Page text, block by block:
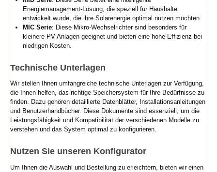
Energiemanagement-Lösung, die speziell für Haushalte
entwickelt wurde, die ihre Solarenergie optimal nutzen möchten.
MIC Serie: Diese Mikro-Wechselrichter sind besonders für
kleinere PV-Anlagen geeignet und bieten eine hohe Effizienz bei
niedrigen Kosten.
Technische Unterlagen
Wir stellen Ihnen umfangreiche technische Unterlagen zur Verfügung,
die Ihnen helfen, das richtige Speichersystem für Ihre Bedürfnisse zu
finden. Dazu gehören detaillierte Datenblätter, Installationsanleitungen
und Benutzerhandbücher. Diese Dokumente sind essenziell, um die
Leistungsfähigkeit und Kompatibilität der verschiedenen Modelle zu
verstehen und das System optimal zu konfigurieren.
Nutzen Sie unseren Konfigurator
Um Ihnen die Auswahl und Bestellung zu erleichtern, bieten wir einen